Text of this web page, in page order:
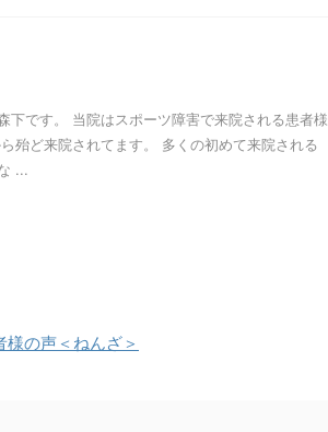
下です。 当院はスポーツ障害で来院される患者様
殆ど来院されてます。 多くの初めて来院される
...
の声＜ねんざ＞